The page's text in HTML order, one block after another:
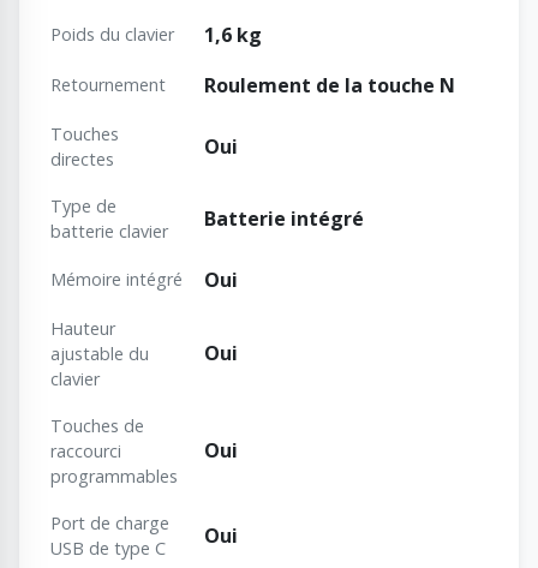
Poids du clavier 1,6 kg
Retournement Roulement de la touche N
Touches
directes
Oui
Type de
batterie clavier
Batterie intégré
Mémoire intégré Oui
Hauteur
ajustable du
clavier
Oui
Touches de
raccourci
programmables
Oui
Port de charge
USB de type C
Oui